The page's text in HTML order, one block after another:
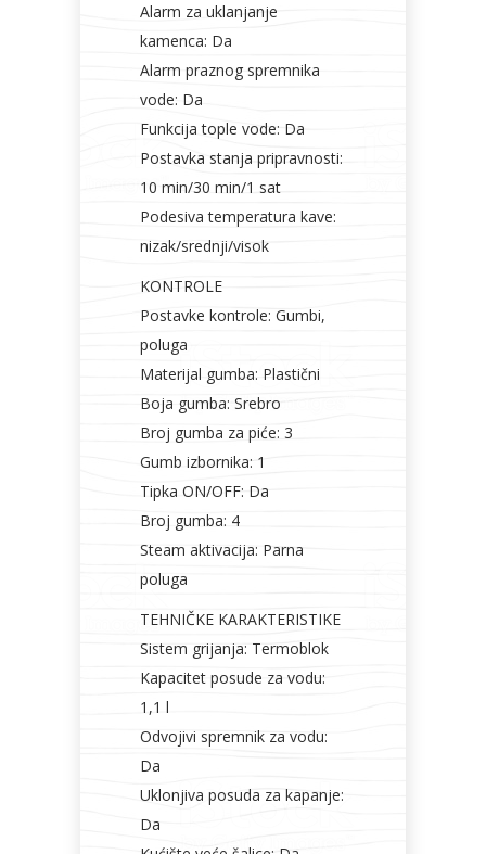
Alarm za uklanjanje
kamenca: Da
Alarm praznog spremnika
vode: Da
Funkcija tople vode: Da
Postavka stanja pripravnosti:
10 min/30 min/1 sat
Podesiva temperatura kave:
nizak/srednji/visok
KONTROLE
Postavke kontrole: Gumbi,
poluga
Materijal gumba: Plastični
Boja gumba: Srebro
Broj gumba za piće: 3
Gumb izbornika: 1
Tipka ON/OFF: Da
Broj gumba: 4
Steam aktivacija: Parna
poluga
TEHNIČKE KARAKTERISTIKE
Sistem grijanja: Termoblok
Kapacitet posude za vodu:
1,1 l
Odvojivi spremnik za vodu:
Da
Uklonjiva posuda za kapanje:
Da